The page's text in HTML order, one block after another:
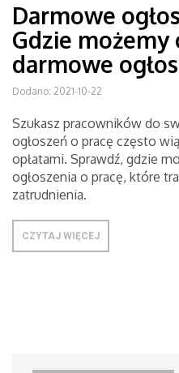
Darmowe
Gdzie
darmowe
Dodano: 2021-10-22
Szukasz pracowników do
ogłoszeń o pracę często
opłatami. Sprawdź, gdzie
ogłoszenia o pracę, które
zatrudnienia.
CZYTAJ WIĘCEJ